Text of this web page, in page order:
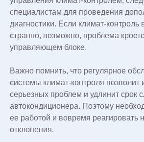
специалистам для проведения
диагностики. Если климат-контроль
странно, возможно, проблема
управляющем блоке.
Важно помнить, что регулярное
системы климат-контроля позволит
серьезных проблем и удлинит срок
автокондиционера. Поэтому
ее работой и вовремя реагировать
отклонения.